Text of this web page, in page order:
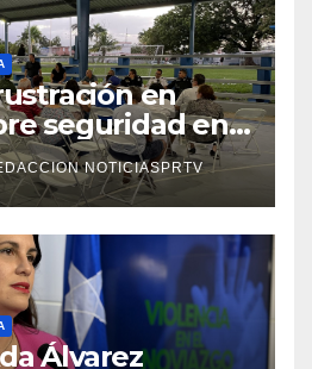
en
seguridad en
NOTICIASPRTV
Álvarez